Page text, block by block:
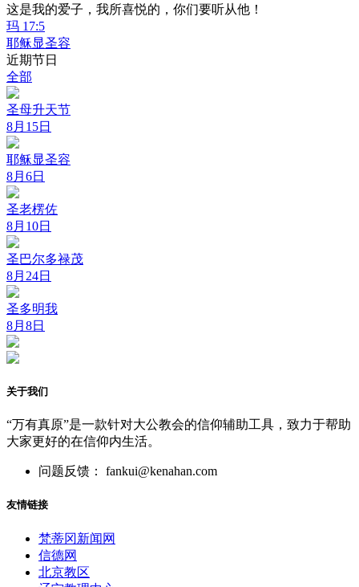
这是我的爱子，我所喜悦的，你们要听从他！
玛 17:5
耶稣显圣容
近期节日
全部
圣母升天节
8月15日
耶稣显圣容
8月6日
圣老楞佐
8月10日
圣巴尔多禄茂
8月24日
圣多明我
8月8日
关于我们
“万有真原”是一款针对大公教会的信仰辅助工具，致力于帮助
大家更好的在信仰内生活。
问题反馈： fankui@kenahan.com
友情链接
梵蒂冈新闻网
信德网
北京教区